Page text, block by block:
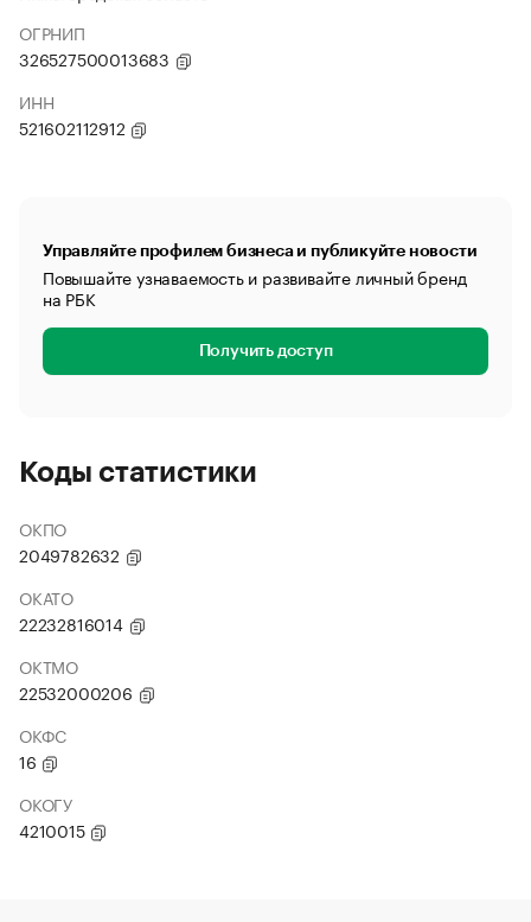
ОГРНИП
326527500013683
ИНН
521602112912
Управляйте профилем бизнеса и публикуйте новости
Повышайте узнаваемость и развивайте личный бренд
на РБК
Получить доступ
Коды статистики
ОКПО
2049782632
ОКАТО
22232816014
ОКТМО
22532000206
ОКФС
16
ОКОГУ
4210015